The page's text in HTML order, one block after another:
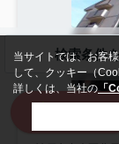
検索条件
当サイトでは、お客
して、クッキー（
詳しくは、当社の「